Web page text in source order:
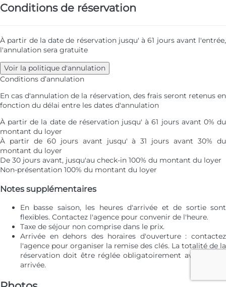
Conditions de réservation
À partir de la date de réservation jusqu' à 61 jours avant l'entrée,
l'annulation sera gratuite
Voir la politique d'annulation
Conditions d’annulation
En cas d'annulation de la réservation, des frais seront retenus en
fonction du délai entre les dates d'annulation
À partir de la date de réservation jusqu' à 61 jours avant 0% du
montant du loyer
À partir de 60 jours avant jusqu' à 31 jours avant 30% du
montant du loyer
De 30 jours avant, jusqu'au check-in 100% du montant du loyer
Non-présentation 100% du montant du loyer
Notes supplémentaires
En basse saison, les heures d'arrivée et de sortie sont
flexibles. Contactez l'agence pour convenir de l'heure.
Taxe de séjour non comprise dans le prix.
Arrivée en dehors des horaires d'ouverture : contactez
l'agence pour organiser la remise des clés. La totalité de la
réservation doit être réglée obligatoirement avant votre
arrivée.